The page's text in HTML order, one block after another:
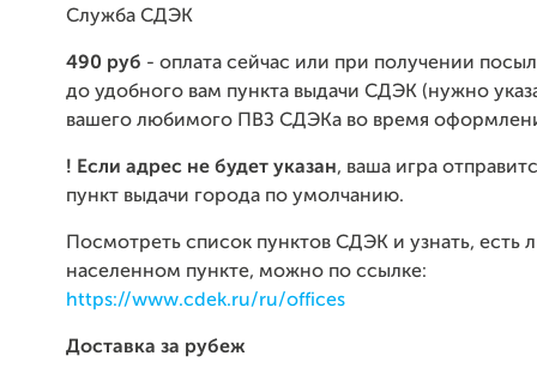
Служба СДЭК
490 руб - оплата сейчас или при получении
до удобного вам пункта выдачи СДЭК (нужно
вашего любимого ПВЗ СДЭКа во время
! Если адрес не будет указан, ваша игра
пункт выдачи города по умолчанию.
Посмотреть список пунктов СДЭК и узнать, есть
населенном пункте, можно по ссылке:
https://www.cdek.ru/ru/offices
Доставка за рубеж